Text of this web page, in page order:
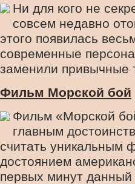
Ни для кого не
совсем недавно
этого появилась
современные
заменили привычные
Фильм Морской бой
Фильм «Морской
главным
считать уникальным
достоянием
первых минут